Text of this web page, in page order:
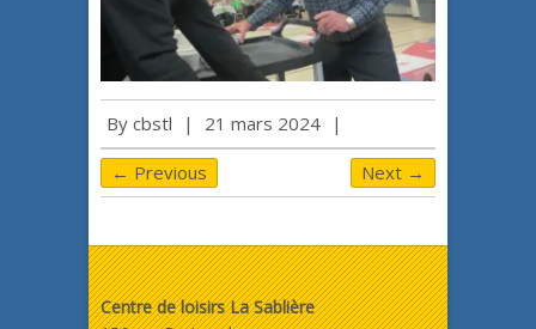
By cbstl | 21 mars 2024 |
← Previous Next →
Centre de loisirs La Sablière